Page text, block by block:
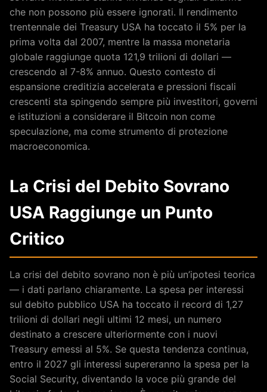
che non possono più essere ignorati. Il rendimento
trentennale dei Treasury USA ha toccato il 5% per la
prima volta dal 2007, mentre la massa monetaria
globale raggiunge quota 121,9 trilioni di dollari —
crescendo al 7-8% annuo. Questo contesto di
espansione creditizia accelerata e pressioni fiscali
crescenti sta spingendo sempre più investitori, governi
e istituzioni a considerare il Bitcoin non come
speculazione, ma come strumento di protezione
macroeconomica.
La Crisi del Debito Sovrano
USA Raggiunge un Punto
Critico
La crisi del debito sovrano non è più un’ipotesi teorica
— i dati parlano chiaramente. La spesa per interessi
sul debito pubblico USA ha toccato il record di 1,27
trilioni di dollari negli ultimi 12 mesi, un numero
destinato a crescere ulteriormente con i nuovi
Treasury emessi al 5%. Se questa tendenza continua,
entro il 2027 gli interessi supereranno la spesa per la
Social Security, diventando la voce più grande del